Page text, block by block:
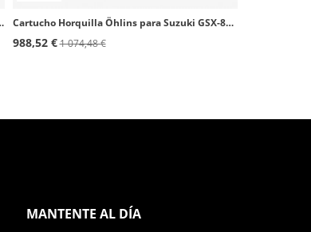
KTM 85 SX (18-25) FCX 0101 Cartucho Horquilla Öhlins para Suzuki GSX-8S (23-26) FKS 528
988,52 €1 074,48 €
MANTENTE AL DÍA